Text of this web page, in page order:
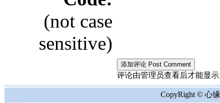
(not case
sensitive)
评论由管理员查看后才能显示
CopyRight © 心